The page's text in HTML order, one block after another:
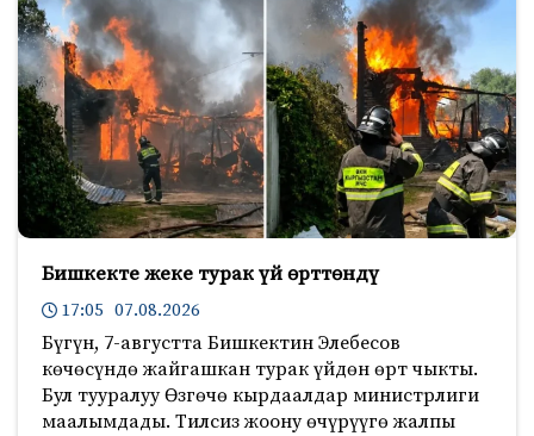
Бишкекте жеке турак үй өрттөндү
17:05 07.08.2026
Бүгүн, 7-августта Бишкектин Элебесов
көчөсүндө жайгашкан турак үйдөн өрт чыкты.
Бул тууралуу Өзгөчө кырдаалдар министрлиги
маалымдады. Тилсиз жоону өчүрүүгө жалпы